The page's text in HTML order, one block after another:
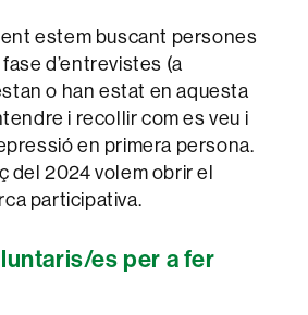
estem buscant persones
d’entrevistes (a
o han estat en aquesta
i recollir com es veu i
en primera persona.
del 2024 volem obrir el
participativa.
es per a fer